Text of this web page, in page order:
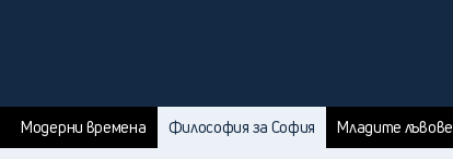
Модерни времена Философия за София Младите лъвове